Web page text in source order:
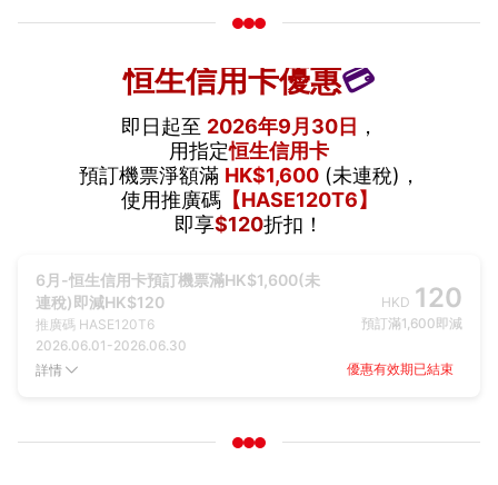
恒生信用卡優惠💳
即日起至 2026年9月30日 ，
用指定恒生信用卡
預訂機票淨額滿 HK$1,600(未連稅)，
使用推廣碼【HASE120T6】
即享$120折扣！
6月-恒生信用卡預訂機票滿HK$1,600(未
連稅)即減HK$120
推廣碼 HASE120T6
2026.06.01 -2026.06.30
HKD 120
預訂滿1,600即減
詳情 優惠有效期已結束